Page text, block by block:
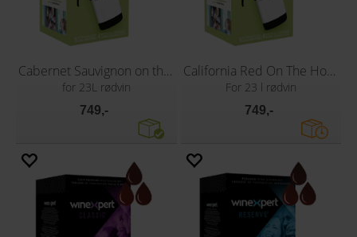
Cabernet Sauvignon on the house vinsett
for 23L rødvin
749,-
California Red On The House vinsett
For 23 l rødvin
749,-